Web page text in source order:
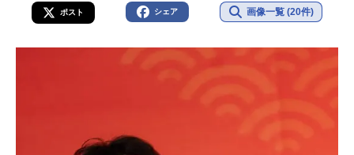
ポスト シェア 画像一覧 (20件)